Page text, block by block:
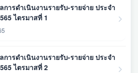
การดำเนินงานรายรับ-รายจ่าย ประจำ
ไตรมาสที่ 1
การดำเนินงานรายรับ-รายจ่าย ประจำ
ไตรมาสที่ 2